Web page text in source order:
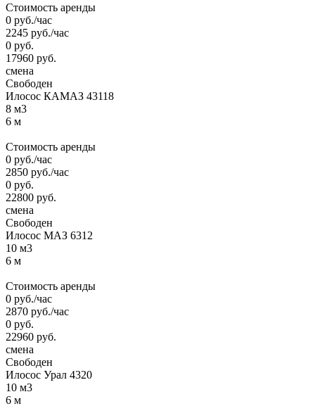
Стоимость аренды
0 руб./час
2245 руб./час
0 руб.
17960 руб.
смена
Свободен
Илосос КАМАЗ 43118
8 м3
6 м
Стоимость аренды
0 руб./час
2850 руб./час
0 руб.
22800 руб.
смена
Свободен
Илосос МАЗ 6312
10 м3
6 м
Стоимость аренды
0 руб./час
2870 руб./час
0 руб.
22960 руб.
смена
Свободен
Илосос Урал 4320
10 м3
6 м